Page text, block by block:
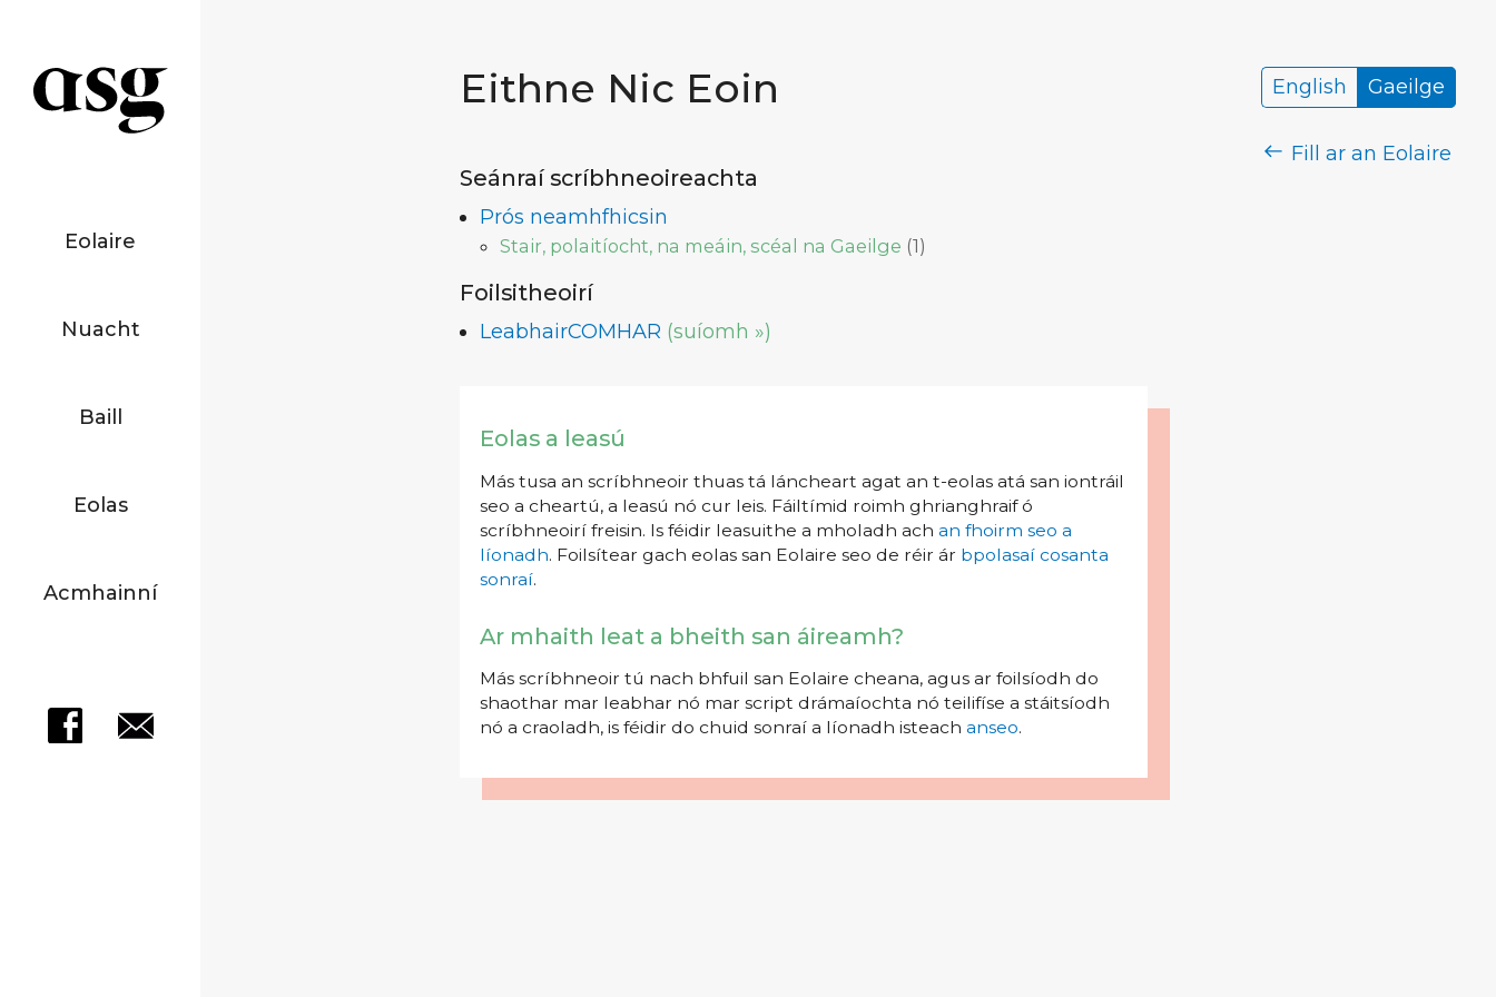
Eolaire
Nuacht
Baill
Eolas
Acmhainní
Eithne Nic Eoin English Gaeilge
Fill ar an Eolaire
Seánraí scríbhneoireachta
Prós neamhfhicsin
Stair, polaitíocht, na meáin, scéal na Gaeilge (1)
Foilsitheoirí
LeabhairCOMHAR (suíomh »)
Eolas a leasú
Más tusa an scríbhneoir thuas tá láncheart agat an t-eolas atá san iontráil
seo a cheartú, a leasú nó cur leis. Fáiltímid roimh ghrianghraif ó
scríbhneoirí freisin. Is féidir leasuithe a mholadh ach an fhoirm seo a
líonadh. Foilsítear gach eolas san Eolaire seo de réir ár bpolasaí cosanta
sonraí.
Ar mhaith leat a bheith san áireamh?
Más scríbhneoir tú nach bhfuil san Eolaire cheana, agus ar foilsíodh do
shaothar mar leabhar nó mar script drámaíochta nó teilifíse a stáitsíodh
nó a craoladh, is féidir do chuid sonraí a líonadh isteach anseo.